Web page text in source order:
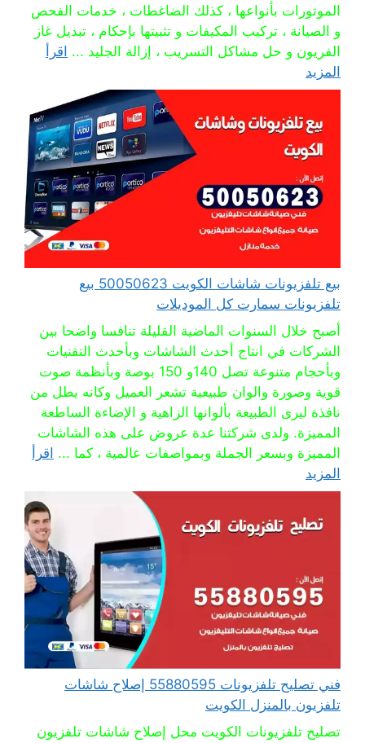
الموتورات بأنواعها ، كذلك الضاغطات ، خدمات الفحص
و الصيانة ، تركيب المكيفات و تثبيتها بإحكام ، تبديل غاز
الفريون و حل مشاكل التسريب ، إزالة الجليد ... اقرأ
المزيد
بيع تلفزيونات شاشات الكويت 50050623 بيع
تلفزيونات سمارت كل الموديلات
أصبح خلال السنوات الماضية القليلة تنافسا واضحا بين
الشركات في انتاج أحدث الشاشات وبأحدث التقنيات
وبأحجام متنوعة تصل 140و 150 بوصة وبأنظمة صوت
قوية وصورة والوان طبيعية تشعر العميل وكانه يطل من
نافذة ليرى الطبيعة بألوانها الزاهية و الإضاءة الساطعة
المميزة. ولدى شركتنا عدة عروض على هذه الشاشات
المميزة وبسعر الجملة وبمواصفات عالمية ، كما ... اقرأ
المزيد
فني تصليح تلفزيونات 55880595 إصلاح شاشات
تلفزيون بالمنزل الكويت
تصليح تلفزيونات الكويت محل إصلاح شاشات تلفزيون